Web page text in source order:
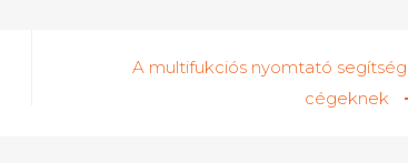
A multifukciós nyomtató
cégeknek